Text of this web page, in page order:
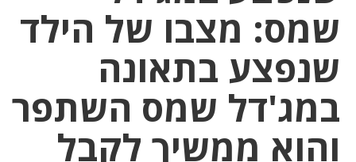
שמס: מצבו של הילד
שנפצע בתאונה
במג'דל שמס השתפר
והוא ממשיך לקבל